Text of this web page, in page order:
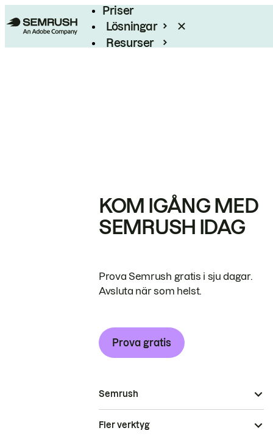
Priser
Lösningar
Resurser
KOM IGÅNG MED
SEMRUSH IDAG
Prova Semrush gratis i sju dagar.
Avsluta när som helst.
Prova gratis
Semrush
Fler verktyg